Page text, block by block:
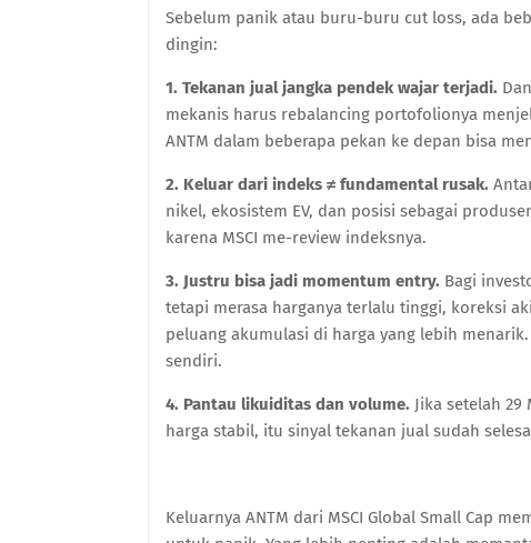
Sebelum panik atau buru-buru cut loss, ada
dingin:
1. Tekanan jual jangka pendek wajar terjadi.
mekanis harus rebalancing portofolionya
ANTM dalam beberapa pekan ke depan bisa
2. Keluar dari indeks ≠ fundamental rusak.
nikel, ekosistem EV, dan posisi sebagai
karena MSCI me-review indeksnya.
3. Justru bisa jadi momentum entry. Bagi
tetapi merasa harganya terlalu tinggi, koreksi
peluang akumulasi di harga yang lebih
sendiri.
4. Pantau likuiditas dan volume. Jika setelah
harga stabil, itu sinyal tekanan jual sudah
Keluarnya ANTM dari MSCI Global Small Cap